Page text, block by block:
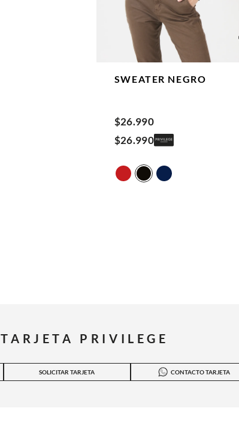
SWEATER NEGRO
$26.990
$26.990
TARJETA PRIVILEGE
SOLICITAR TARJETA CONTACTO TARJETA